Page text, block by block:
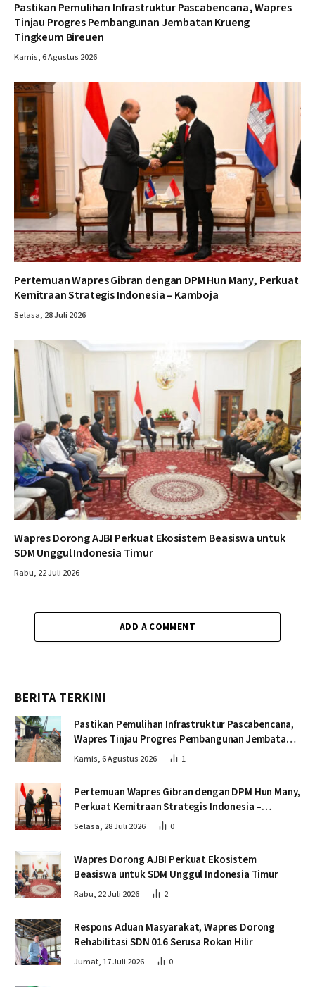
Pastikan Pemulihan Infrastruktur Pascabencana, Wapres
Tinjau Progres Pembangunan Jembatan Krueng
Tingkeum Bireuen
Kamis, 6 Agustus 2026
Pertemuan Wapres Gibran dengan DPM Hun Many, Perkuat
Kemitraan Strategis Indonesia – Kamboja
Selasa, 28 Juli 2026
Wapres Dorong AJBI Perkuat Ekosistem Beasiswa untuk
SDM Unggul Indonesia Timur
Rabu, 22 Juli 2026
ADD A COMMENT
BERITA TERKINI
Pastikan Pemulihan Infrastruktur Pascabencana,
Wapres Tinjau Progres Pembangunan Jembatan
Krueng Tingkeum Bireuen
Kamis, 6 Agustus 2026 1
Pertemuan Wapres Gibran dengan DPM Hun Many,
Perkuat Kemitraan Strategis Indonesia –
Kamboja
Selasa, 28 Juli 2026 0
Wapres Dorong AJBI Perkuat Ekosistem
Beasiswa untuk SDM Unggul Indonesia Timur
Rabu, 22 Juli 2026 2
Respons Aduan Masyarakat, Wapres Dorong
Rehabilitasi SDN 016 Serusa Rokan Hilir
Jumat, 17 Juli 2026 0